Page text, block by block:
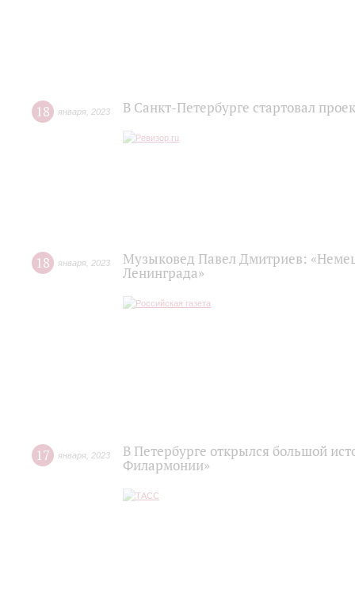
18 января 2023 В Санкт-Петербурге стартовал
18 января 2023
Музыковед Павел Дмитриев:
Ленинграда»
17 января 2023
В Петербурге открылся большой
Филармонии»